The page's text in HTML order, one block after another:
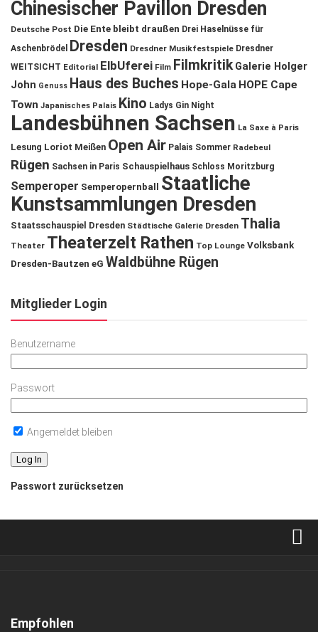
Chinesischer Pavillon Dresden
Deutsche Post Die Ente bleibt draußen Drei Haselnüsse für
Aschenbrödel
Dresden Dresdner Musikfestspiele Dresdner
WEITSICHT Editorial ElbUferei Film Filmkritik Galerie Holger
John Genuss Haus des Buches Hope-Gala HOPE Cape
Town Japanisches Palais Kino Ladys Gin Night
Landesbühnen Sachsen La Saxe à Paris
Lesung Loriot Meißen Open Air Palais Sommer Radebeul
Rügen Sachsen in Paris Schauspielhaus Schloss Moritzburg
Semperoper Semperopernball
Staatliche
Kunstsammlungen Dresden
Staatsschauspiel Dresden Städtische Galerie Dresden Thalia
Theater Theaterzelt Rathen Top Lounge Volksbank
Dresden-Bautzen eG Waldbühne Rügen
Mitglieder Login
Benutzername
Passwort
Angemeldet bleiben
Passwort zurücksetzen
Kontakt, Impressum
Empfohlen